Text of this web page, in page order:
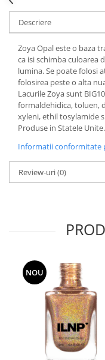
Descriere
Zoya Opal este o baza
ca isi schimba culoarea
lumina. Se poate folosi
folosirea peste o alta
Lacurile Zoya sunt
formaldehidica, toluen,
xyleni, ethil tosylamide
Produse in Statele Unite.
Informatii conformitate
Review-uri(0)
NOU